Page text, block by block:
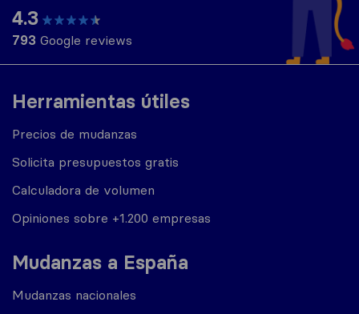
Herramientas útiles
Precios de mudanzas
Solicita presupuestos gratis
Calculadora de volumen
Opiniones sobre +1.200 empresas
Mudanzas a España
Mudanzas nacionales
4.3
793 Google reviews